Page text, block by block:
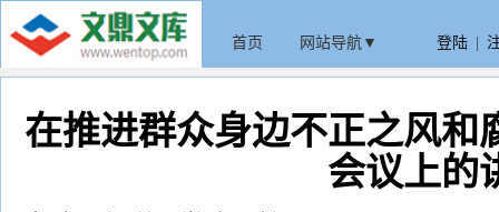
首页 网站导航▼ 登陆
在推进群众身边不正之风和
会议上的